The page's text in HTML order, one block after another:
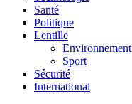
Santé
Politique
Lentille
Environnement
Sport
Sécurité
International